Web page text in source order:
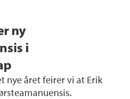
ny
i
nye året feirer vi at Erik